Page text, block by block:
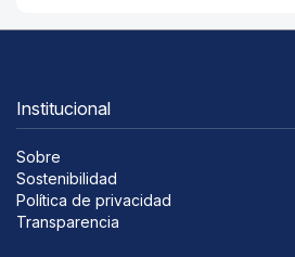
Institucional
Sobre
Sostenibilidad
Política de privacidad
Transparencia